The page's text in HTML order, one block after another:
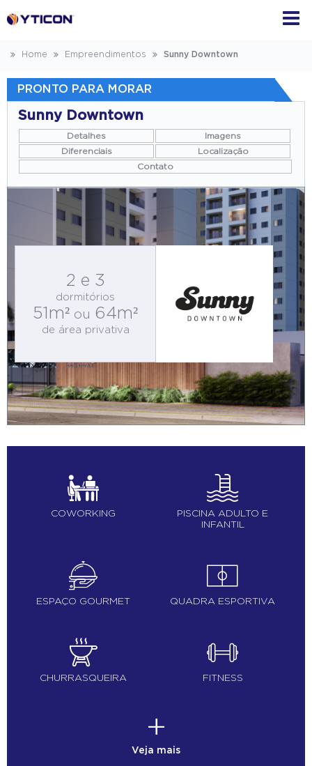
Home Empreendimentos Sunny Downtown
PRONTO PARA MORAR
Sunny Downtown
Detalhes
Imagens
Diferenciais
Localização
Contato
2 e 3
dormitórios
51m² ou 64m²
de área privativa
COWORKING
PISCINA ADULTO E
INFANTIL
ESPAÇO GOURMET QUADRA ESPORTIVA
CHURRASQUEIRA FITNESS
+
Veja mais